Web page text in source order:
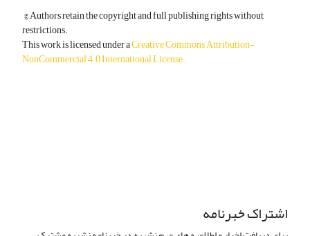
© Authors retain the copyright and full publishing rights without
restrictions.
This work is licensed under aCreative Commons Attribution-
NonCommercial 4.0 International License.
اشتراک خبرنامه